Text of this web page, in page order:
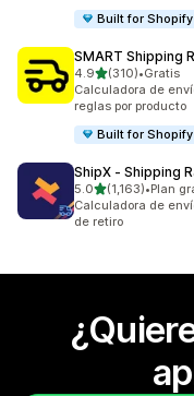
Built for Shopify
SMART Shipping
4.9de 5 estrellas
(310)
310 reseñas en total
•Gratis
Calculadora de
reglas por producto
Built for Shopify
ShipX ‑ Shipping
5.0de 5 estrellas
(1,163)
1163 reseñas en
•Plan
Calculadora de
de retiro